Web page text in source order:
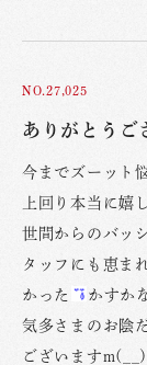
NO.27,025
ありがとうご
今までズーット
上回り本当に嬉
世間からのバッ
タッフにも恵ま
かった
かすか
気多さまのお陰
ございます